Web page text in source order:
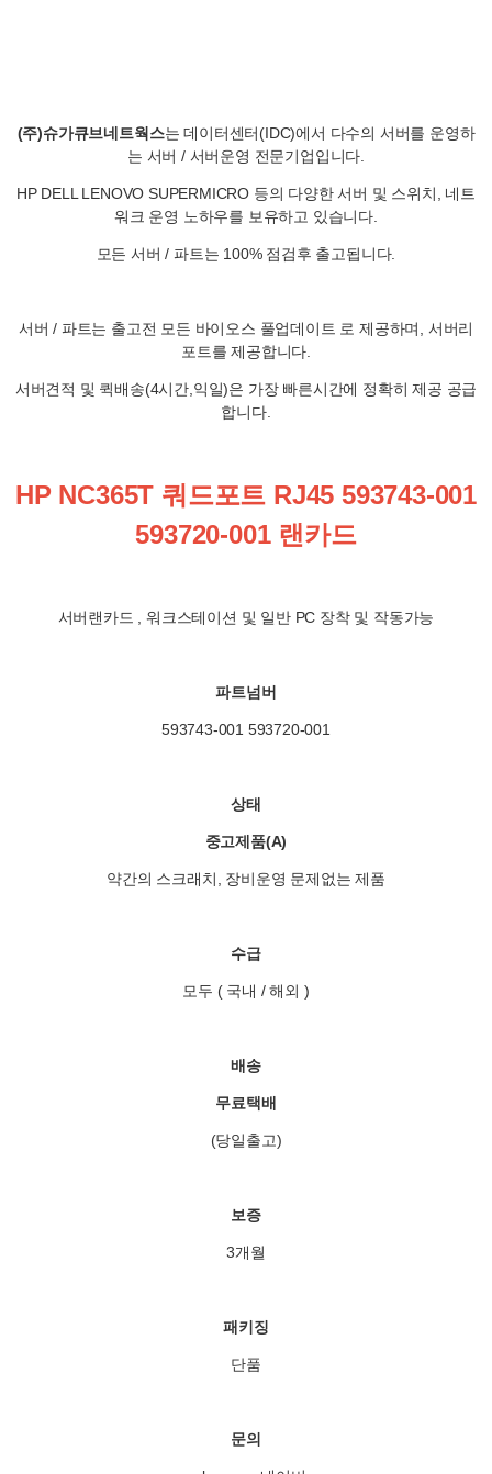
(주)슈가큐브네트웍스는 데이터센터(IDC)에서 다수의 서버를 운영하
는 서버 / 서버운영 전문기업입니다.
HP DELL LENOVO SUPERMICRO 등의 다양한 서버 및 스위치, 네트
워크 운영 노하우를 보유하고 있습니다.
모든 서버 / 파트는 100% 점검후 출고됩니다.
서버 / 파트는 출고전 모든 바이오스 풀업데이트 로 제공하며, 서버리
포트를 제공합니다.
서버견적 및 퀵배송(4시간,익일)은 가장 빠른시간에 정확히 제공 공급
합니다.
HP NC365T 쿼드포트 RJ45 593743-001
593720-001 랜카드
서버랜카드 , 워크스테이션 및 일반 PC 장착 및 작동가능
파트넘버
593743-001 593720-001
상태
중고제품(A)
약간의 스크래치, 장비운영 문제없는 제품
수급
모두 ( 국내 / 해외 )
배송
무료택배
(당일출고)
보증
3개월
패키징
단품
문의